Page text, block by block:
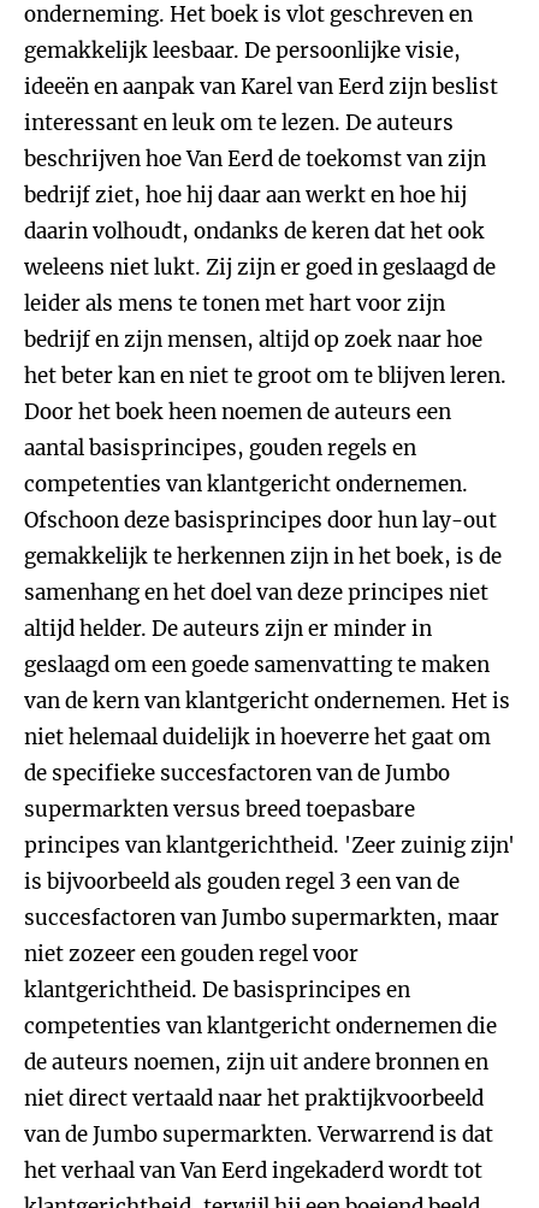
onderneming. Het boek is vlot geschreven en
gemakkelijk leesbaar. De persoonlijke visie,
ideeën en aanpak van Karel van Eerd zijn beslist
interessant en leuk om te lezen. De auteurs
beschrijven hoe Van Eerd de toekomst van zijn
bedrijf ziet, hoe hij daar aan werkt en hoe hij
daarin volhoudt, ondanks de keren dat het ook
weleens niet lukt. Zij zijn er goed in geslaagd de
leider als mens te tonen met hart voor zijn
bedrijf en zijn mensen, altijd op zoek naar hoe
het beter kan en niet te groot om te blijven leren.
Door het boek heen noemen de auteurs een
aantal basisprincipes, gouden regels en
competenties van klantgericht ondernemen.
Ofschoon deze basisprincipes door hun lay-out
gemakkelijk te herkennen zijn in het boek, is de
samenhang en het doel van deze principes niet
altijd helder. De auteurs zijn er minder in
geslaagd om een goede samenvatting te maken
van de kern van klantgericht ondernemen. Het is
niet helemaal duidelijk in hoeverre het gaat om
de specifieke succesfactoren van de Jumbo
supermarkten versus breed toepasbare
principes van klantgerichtheid. 'Zeer zuinig zijn'
is bijvoorbeeld als gouden regel 3 een van de
succesfactoren van Jumbo supermarkten, maar
niet zozeer een gouden regel voor
klantgerichtheid. De basisprincipes en
competenties van klantgericht ondernemen die
de auteurs noemen, zijn uit andere bronnen en
niet direct vertaald naar het praktijkvoorbeeld
van de Jumbo supermarkten. Verwarrend is dat
het verhaal van Van Eerd ingekaderd wordt tot